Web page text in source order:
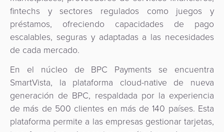
eWallet
Fidelización
Administración
de
Cajeros
Automáticos
eGobierno
Cobro
automatizado
de
tarifas
Plataforma
de
como
Servicio
fintechs y sectores regulados como juegos y
préstamos, ofreciendo capacidades de pago
escalables, seguras y adaptadas a las necesidades
de cada mercado.
En el núcleo de BPC Payments se encuentra
SmartVista, la plataforma cloud-native de nueva
generación de BPC, respaldada por la experiencia
de más de 500 clientes en más de 140 países. Esta
plataforma permite a las empresas gestionar tarjetas,